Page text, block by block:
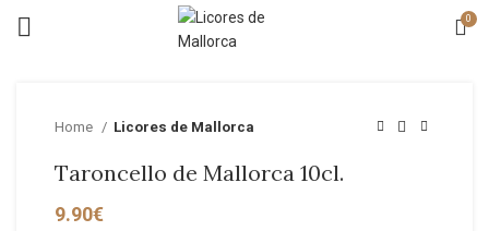
0
Home Licores de Mallorca
Taroncello de Mallorca 10cl.
9.90€